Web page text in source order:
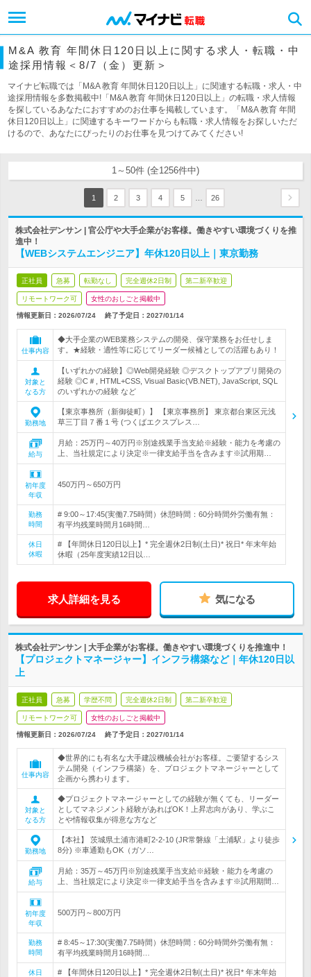
M&A 教育 年間休日120日以上に関する求人・転職・中
途採用情報＜8/7（金）更新＞
マイナビ転職では「M&A 教育 年間休日120日以上」に関連する転職・求人・中
途採用情報を多数掲載中!「M&A 教育 年間休日120日以上」の転職・求人情報
を探しているあなたにおすすめのお仕事を掲載しています。「M&A 教育 年間
休日120日以上」に関連するキーワードからも転職・求人情報をお探しいただ
けるので、あなたにぴったりのお仕事を見つけてみてください!
1～50件 (全1256件中)
1 2 3 4 5 26
株式会社デンサン | 官公庁や大手企業がお客様。働きやすい環境づくりを推
進中！
【WEBシステムエンジニア】年休120日以上｜東京勤務
正社員 急募 転勤なし 完全週休2日制 第二新卒歓迎
リモートワーク可 女性のおしごと掲載中
情報更新日：2026/07/24 終了予定日： 2027/01/14
仕事内容
◆大手企業のWEB業務システムの開発、保守業務をお任せしま
す。★経験・適性等に応じてリーダー候補としての活躍もあり！
対象と
なる方
【いずれかの経験】◎Web開発経験 ◎デスクトップアプリ開発の
経験 ◎C＃, HTML+CSS, Visual Basic(VB.NET), JavaScript, SQL
のいずれかの経験 など
勤務地
【東京事務所（新御徒町）】 【東京事務所】 東京都台東区元浅
草三丁目７番１号 (つくばエクスプレス…
給与
月給：25万円～40万円※別途残業手当支給※経験・能力を考慮の
上、当社規定により決定※一律支給手当を含みます※試用期…
初年度
年収
450万円～650万円
勤務
時間
# 9:00～17:45(実働7.75時間）休憩時間：60分時間外労働有無：
有平均残業時間月16時間…
休日
休暇
# 【年間休日120日以上】* 完全週休2日制(土日)* 祝日* 年末年始
休暇（25年度実績12日以…
求人詳細を見る 気になる
株式会社デンサン | 大手企業がお客様。働きやすい環境づくりを推進中！
【プロジェクトマネージャー】インフラ構築など｜年休120日以
上
正社員 急募 学歴不問 完全週休2日制 第二新卒歓迎
リモートワーク可 女性のおしごと掲載中
情報更新日：2026/07/24 終了予定日： 2027/01/14
仕事内容
◆世界的にも有名な大手建設機械会社がお客様。ご要望するシス
テム開発（インフラ構築）を、プロジェクトマネージャーとして
企画から携わります。
対象と
なる方
◆プロジェクトマネージャーとしての経験が無くても、リーダー
としてマネジメント経験があればOK！上昇志向があり、学ぶこ
とや情報収集が得意な方など
勤務地
【本社】 茨城県土浦市港町2-2-10 (JR常磐線「土浦駅」より徒歩
8分) ※車通勤もOK（ガソ…
給与
月給：35万～45万円※別途残業手当支給※経験・能力を考慮の
上、当社規定により決定※一律支給手当を含みます※試用期間…
初年度
年収
500万円～800万円
勤務
時間
# 8:45～17:30(実働7.75時間）休憩時間：60分時間外労働有無：
有平均残業時間月16時間…
休日
# 【年間休日120日以上】* 完全週休2日制(土日)* 祝日* 年末年始